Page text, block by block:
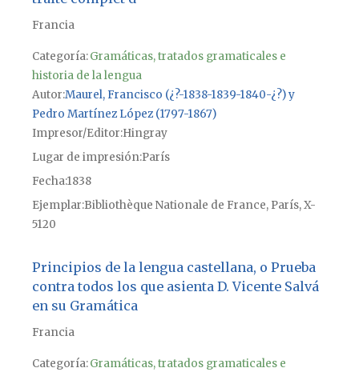
Francia
Categoría:Gramáticas, tratados gramaticales e
historia de la lengua
Autor Maurel, Francisco (¿?-1838-1839-1840-¿?) y
Pedro Martínez López (1797-1867)
Impresor/Editor Hingray
Lugar de impresiónParís
Fecha1838
Ejemplar Bibliothèque Nationale de France, París, X-
5120
Principios de la lengua castellana, o Prueba
contra todos los que asienta D. Vicente Salvá
en su Gramática
Francia
Categoría:Gramáticas, tratados gramaticales e